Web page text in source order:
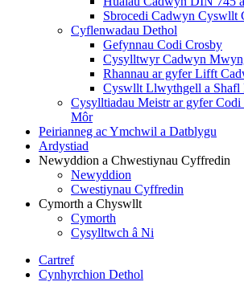
Sbrocedi Cadwyn Cyswllt
Cyflenwadau Dethol
Gefynnau Codi Crosby
Cysylltwyr Cadwyn
Rhannau ar gyfer Lifft
Cyswllt Llwythgell a
Cysylltiadau Meistr ar gyfer
Môr
Peirianneg ac Ymchwil a Datblygu
Ardystiad
Newyddion a Chwestiynau Cyffredin
Newyddion
Cwestiynau Cyffredin
Cymorth a Chyswllt
Cymorth
Cysylltwch â Ni
Cartref
Cynhyrchion Dethol